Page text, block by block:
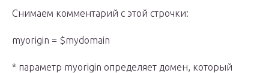
Снимаем комментарий с этой строчки:
myorigin = $mydomain
* параметр myorigin определяет домен, который